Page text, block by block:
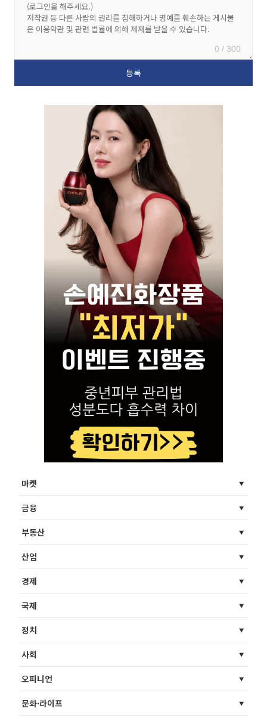
0 / 300
마켓
금융
부동산
산업
경제
국제
정치
사회
오피니언
문화·라이프